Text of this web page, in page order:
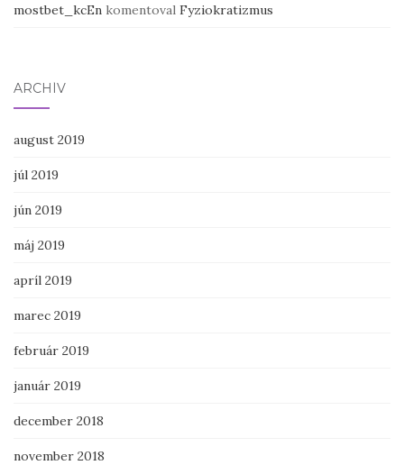
mostbet_kcEn komentoval Fyziokratizmus
ARCHÍV
august 2019
júl 2019
jún 2019
máj 2019
apríl 2019
marec 2019
február 2019
január 2019
december 2018
november 2018